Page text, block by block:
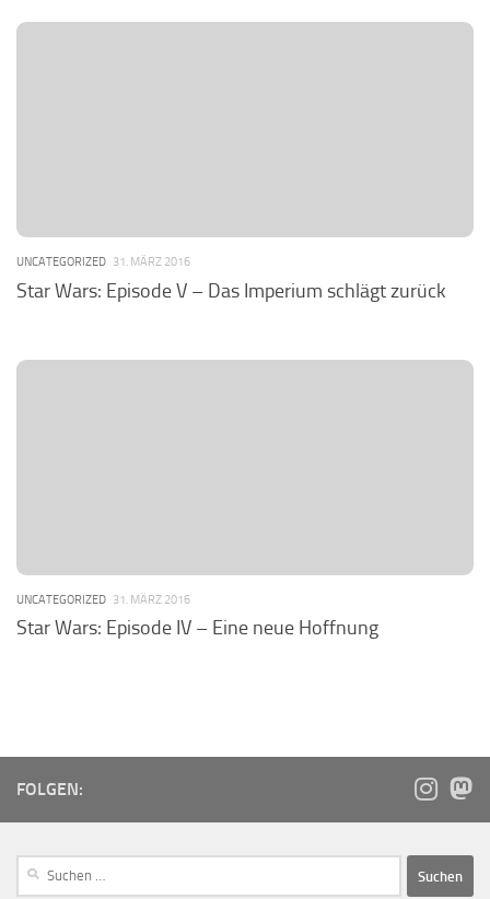
UNCATEGORIZED 31. MÄRZ 2016
Star Wars: Episode V – Das Imperium schlägt zurück
UNCATEGORIZED 31. MÄRZ 2016
Star Wars: Episode IV – Eine neue Hoffnung
FOLGEN: